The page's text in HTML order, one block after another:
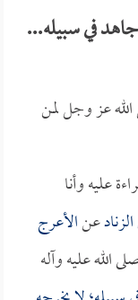
في سبيله...
عز وجل لمن
عليه وأنا
عنالأعرج
الله عليه وآله